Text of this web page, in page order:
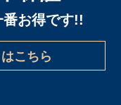
お得です!!
こちら